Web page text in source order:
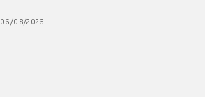
06/08/2026